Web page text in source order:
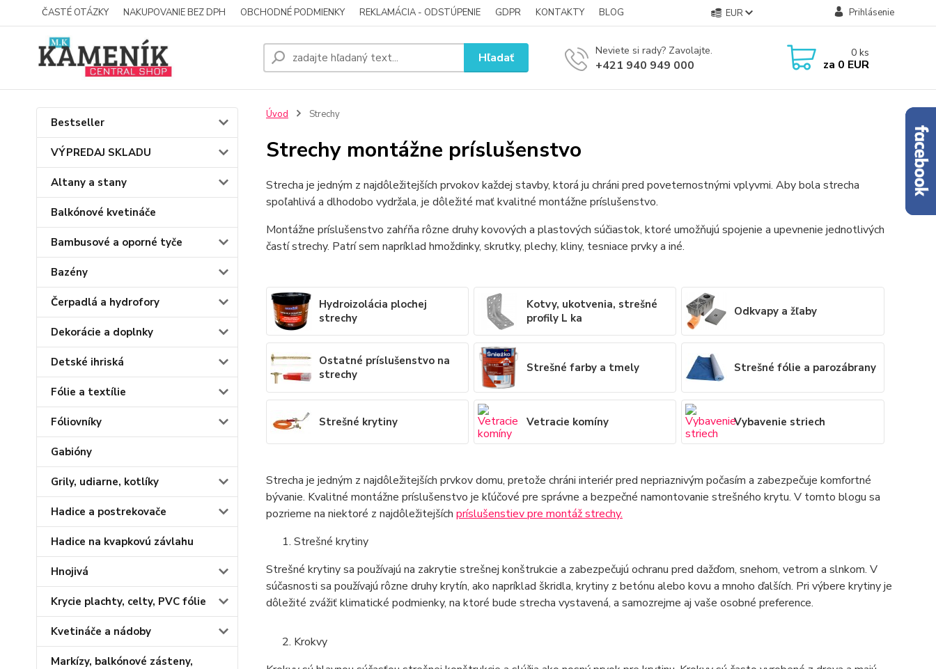
ČASTÉ OTÁZKY NAKUPOVANIE BEZ DPH OBCHODNÉ PODMIENKY REKLAMÁCIA - ODSTÚPENIE GDPR KONTAKTY BLOG EUR Prihlásenie
Hľadať Neviete si rady? Zavolajte.
+421 940 949 000
0 ks
za 0 EUR
Bestseller
VÝPREDAJ SKLADU
Altany a stany
Balkónové kvetináče
Bambusové a oporné tyče
Bazény
Čerpadlá a hydrofory
Dekorácie a doplnky
Detské ihriská
Fólie a textílie
Fóliovníky
Gabióny
Grily, udiarne, kotlíky
Hadice a postrekovače
Hadice na kvapkovú závlahu
Hnojivá
Krycie plachty, celty, PVC fólie
Kvetináče a nádoby
Markízy, balkónové zásteny,
Úvod Strechy
Strechy montážne príslušenstvo
Strecha je jedným z najdôležitejších prvokov každej stavby, ktorá ju chráni pred poveternostnými vplyvmi. Aby bola strecha
spoľahlivá a dlhodobo vydržala, je dôležité mať kvalitné montážne príslušenstvo.
Montážne príslušenstvo zahŕňa rôzne druhy kovových a plastových súčiastok, ktoré umožňujú spojenie a upevnenie jednotlivých
častí strechy. Patrí sem napríklad hmoždinky, skrutky, plechy, kliny, tesniace prvky a iné.
Hydroizolácia plochej
strechy
Kotvy, ukotvenia, strešné
profily L ka
Odkvapy a žľaby
Ostatné príslušenstvo na
strechy
Strešné farby a tmely Strešné fólie a parozábrany
Strešné krytiny Vetracie komíny Vybavenie striech
Strecha je jedným z najdôležitejších prvkov domu, pretože chráni interiér pred nepriaznivým počasím a zabezpečuje komfortné
bývanie. Kvalitné montážne príslušenstvo je kľúčové pre správne a bezpečné namontovanie strešného krytu. V tomto blogu sa
pozrieme na niektoré z najdôležitejších príslušenstiev pre montáž strechy.
Strešné krytiny
Strešné krytiny sa používajú na zakrytie strešnej konštrukcie a zabezpečujú ochranu pred dažďom, snehom, vetrom a slnkom. V
súčasnosti sa používajú rôzne druhy krytín, ako napríklad škridla, krytiny z betónu alebo kovu a mnoho ďalších. Pri výbere krytiny je
dôležité zvážiť klimatické podmienky, na ktoré bude strecha vystavená, a samozrejme aj vaše osobné preference.
Krokvy